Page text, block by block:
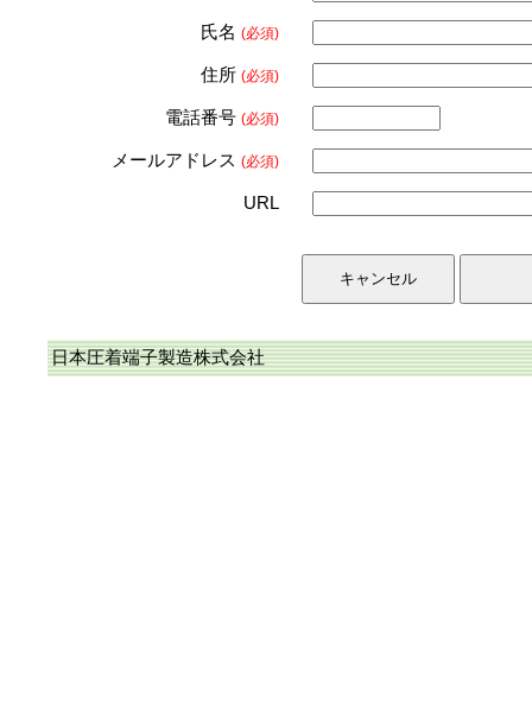
氏名 (必須)
住所 (必須)
電話番号 (必須)
メールアドレス (必須)
URL
日本圧着端子製造株式会社